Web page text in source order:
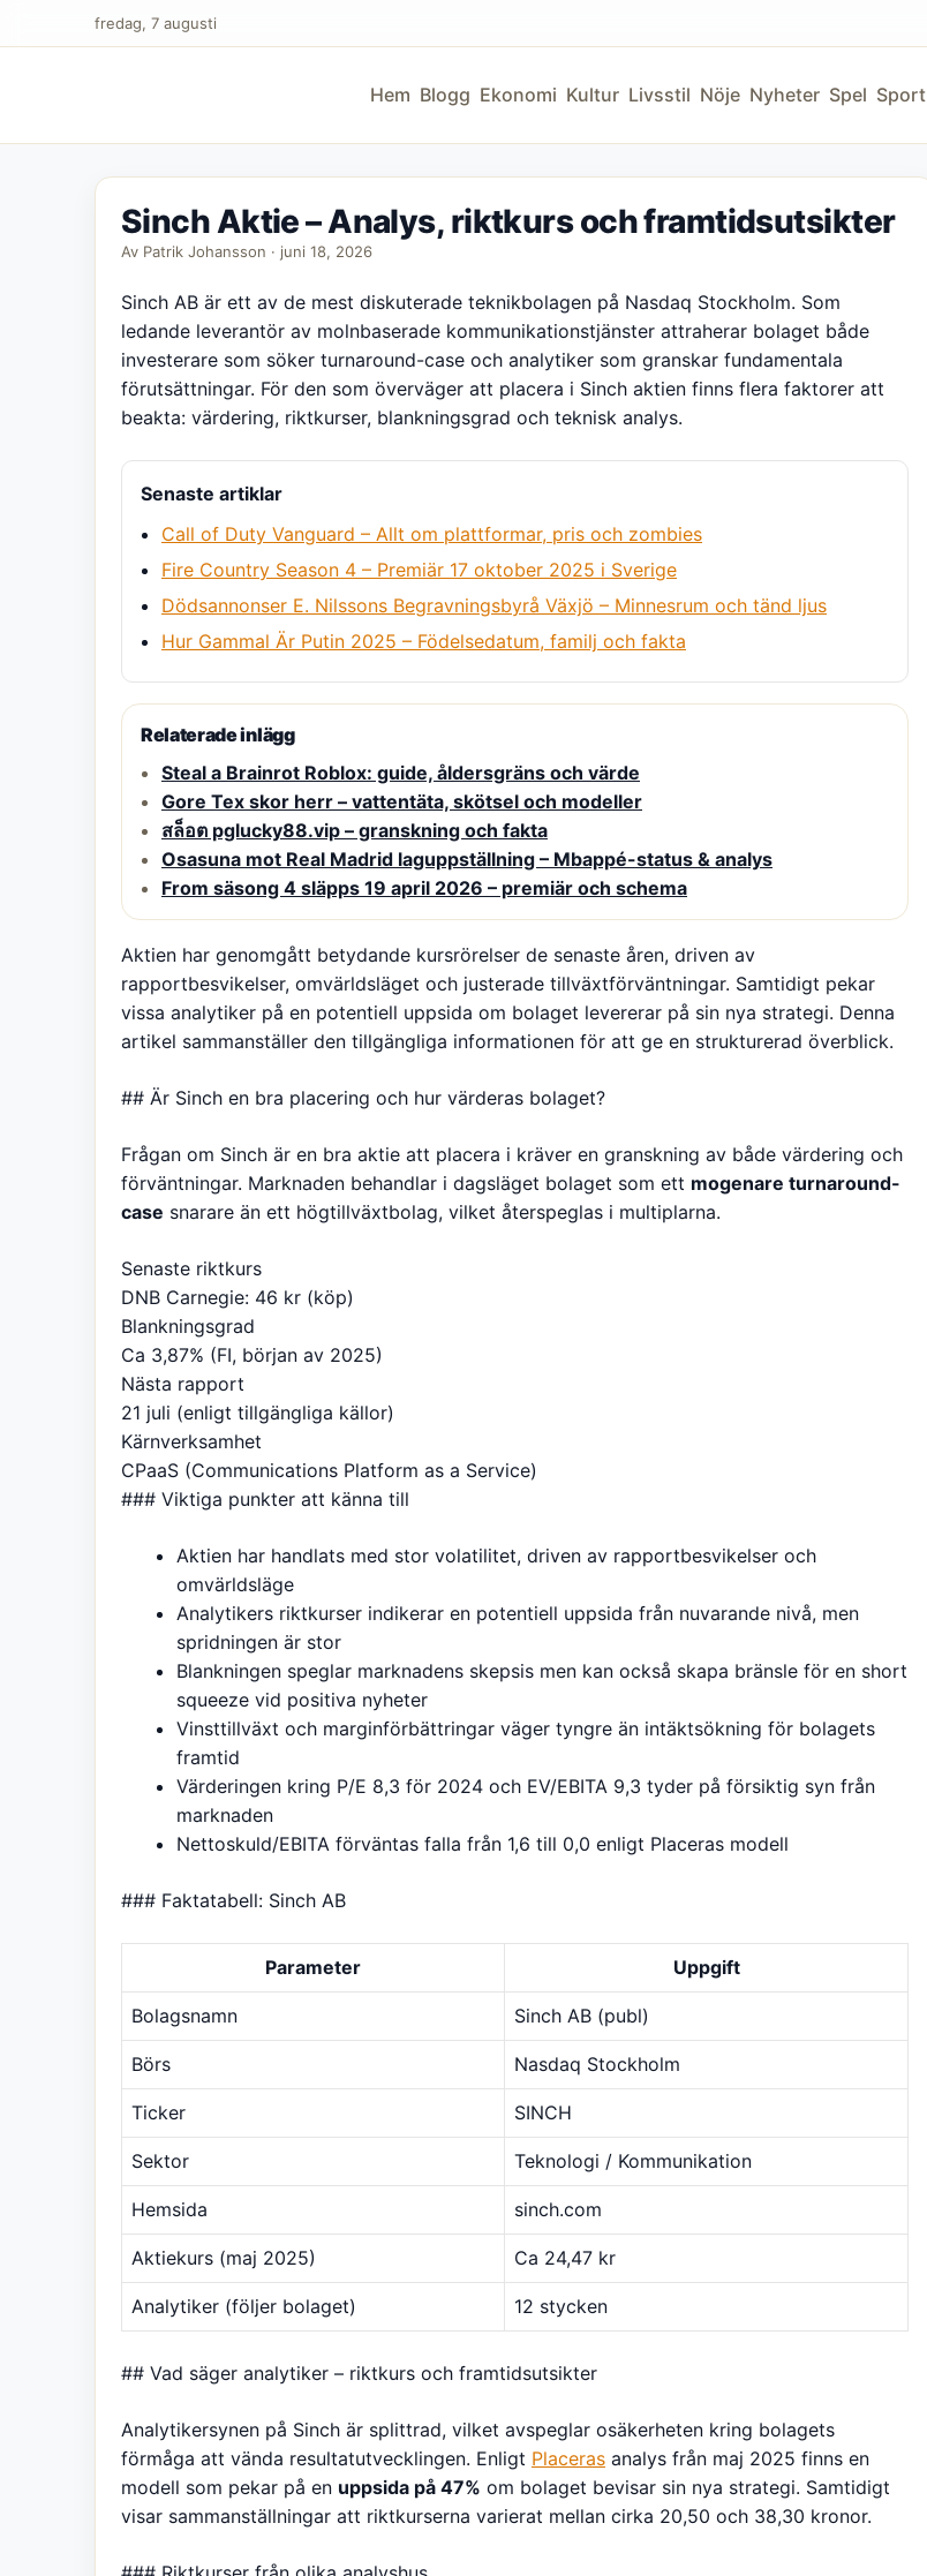
fredag, 7 augusti
Hem Blogg Ekonomi Kultur Livsstil Nöje Nyheter Spel Sport
Sinch Aktie – Analys, riktkurs och framtidsutsikter
Av Patrik Johansson · juni 18, 2026
Sinch AB är ett av de mest diskuterade teknikbolagen på Nasdaq Stockholm. Som
ledande leverantör av molnbaserade kommunikationstjänster attraherar bolaget både
investerare som söker turnaround-case och analytiker som granskar fundamentala
förutsättningar. För den som överväger att placera i Sinch aktien finns flera faktorer att
beakta: värdering, riktkurser, blankningsgrad och teknisk analys.
Senaste artiklar
Call of Duty Vanguard – Allt om plattformar, pris och zombies
Fire Country Season 4 – Premiär 17 oktober 2025 i Sverige
Dödsannonser E. Nilssons Begravningsbyrå Växjö – Minnesrum och tänd ljus
Hur Gammal Är Putin 2025 – Födelsedatum, familj och fakta
Relaterade inlägg
Steal a Brainrot Roblox: guide, åldersgräns och värde
Gore Tex skor herr – vattentäta, skötsel och modeller
สล็อต pglucky88.vip – granskning och fakta
Osasuna mot Real Madrid laguppställning – Mbappé-status & analys
From säsong 4 släpps 19 april 2026 – premiär och schema
Aktien har genomgått betydande kursrörelser de senaste åren, driven av
rapportbesvikelser, omvärldsläget och justerade tillväxtförväntningar. Samtidigt pekar
vissa analytiker på en potentiell uppsida om bolaget levererar på sin nya strategi. Denna
artikel sammanställer den tillgängliga informationen för att ge en strukturerad överblick.
## Är Sinch en bra placering och hur värderas bolaget?
Frågan om Sinch är en bra aktie att placera i kräver en granskning av både värdering och
förväntningar. Marknaden behandlar i dagsläget bolaget som ett mogenare turnaround-
case snarare än ett högtillväxtbolag, vilket återspeglas i multiplarna.
Senaste riktkurs
DNB Carnegie: 46 kr (köp)
Blankningsgrad
Ca 3,87% (FI, början av 2025)
Nästa rapport
21 juli (enligt tillgängliga källor)
Kärnverksamhet
CPaaS (Communications Platform as a Service)
### Viktiga punkter att känna till
Aktien har handlats med stor volatilitet, driven av rapportbesvikelser och
omvärldsläge
Analytikers riktkurser indikerar en potentiell uppsida från nuvarande nivå, men
spridningen är stor
Blankningen speglar marknadens skepsis men kan också skapa bränsle för en short
squeeze vid positiva nyheter
Vinsttillväxt och marginförbättringar väger tyngre än intäktsökning för bolagets
framtid
Värderingen kring P/E 8,3 för 2024 och EV/EBITA 9,3 tyder på försiktig syn från
marknaden
Nettoskuld/EBITA förväntas falla från 1,6 till 0,0 enligt Placeras modell
### Faktatabell: Sinch AB
Parameter Uppgift
Bolagsnamn Sinch AB (publ)
Börs Nasdaq Stockholm
Ticker SINCH
Sektor Teknologi / Kommunikation
Hemsida sinch.com
Aktiekurs (maj 2025) Ca 24,47 kr
Analytiker (följer bolaget) 12 stycken
## Vad säger analytiker – riktkurs och framtidsutsikter
Analytikersynen på Sinch är splittrad, vilket avspeglar osäkerheten kring bolagets
förmåga att vända resultatutvecklingen. Enligt Placeras analys från maj 2025 finns en
modell som pekar på en uppsida på 47% om bolaget bevisar sin nya strategi. Samtidigt
visar sammanställningar att riktkurserna varierat mellan cirka 20,50 och 38,30 kronor.